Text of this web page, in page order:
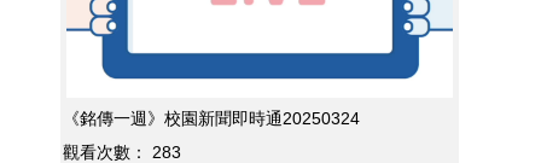
《銘傳一週》校園新聞即時通20250324
觀看次數：
283